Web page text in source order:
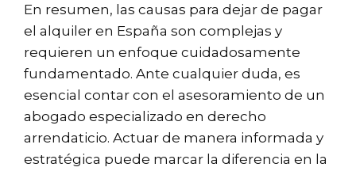
En resumen, las causas para dejar de pagar
el alquiler en España son complejas y
requieren un enfoque cuidadosamente
fundamentado. Ante cualquier duda, es
esencial contar con el asesoramiento de un
abogado especializado en derecho
arrendaticio. Actuar de manera informada y
estratégica puede marcar la diferencia en la